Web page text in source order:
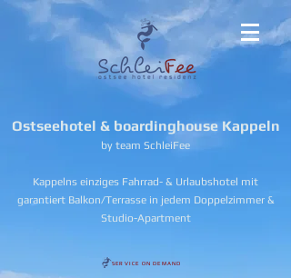
Ostseehotel & boardinghouse Kappeln
by team SchleiFee
Kappelns einziges Fahrrad- & Urlaubshotel mit
garantiert Balkon/Terrasse in jedem Doppelzimmer &
Studio-Apartment
SERVICE ON DEMAND